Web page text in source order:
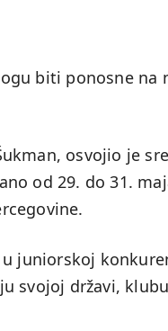
biti ponosne
osvojio je
od 29. do 31.
juniorskoj
svojoj državi,